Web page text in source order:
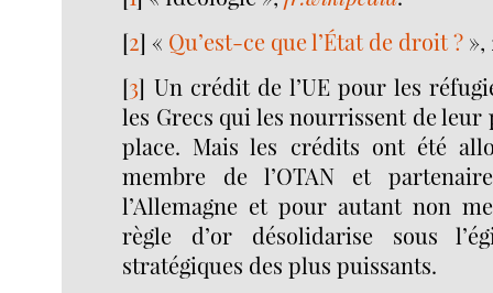
[2]« Qu’est-ce que l’État de droit ? »,
[3] Un crédit de l’UE pour les
les Grecs qui les nourrissent de
place. Mais les crédits ont été
membre de l’OTAN et
l’Allemagne et pour autant non
règle d’or désolidarise sous
stratégiques des plus puissants.